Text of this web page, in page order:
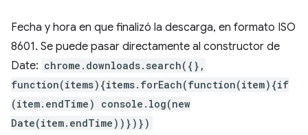
Fecha y hora en que finalizó la descarga, en formato ISO
8601. Se puede pasar directamente al constructor de
Date: chrome.downloads.search({},
function(items){items.forEach(function(item){if
(item.endTime) console.log(new
Date(item.endTime))})})